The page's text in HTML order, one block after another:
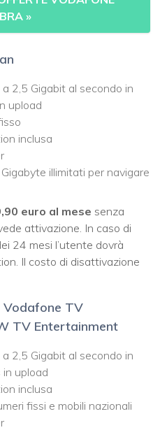
»
2,5 Gigabit al secondo in
upload
inclusa
illimitati per navigare
euro al mese senza
attivazione. In caso di
24 mesi l’utente dovrà
Il costo di disattivazione
Vodafone TV
TV Entertainment
2,5 Gigabit al secondo in
upload
inclusa
fissi e mobili nazionali